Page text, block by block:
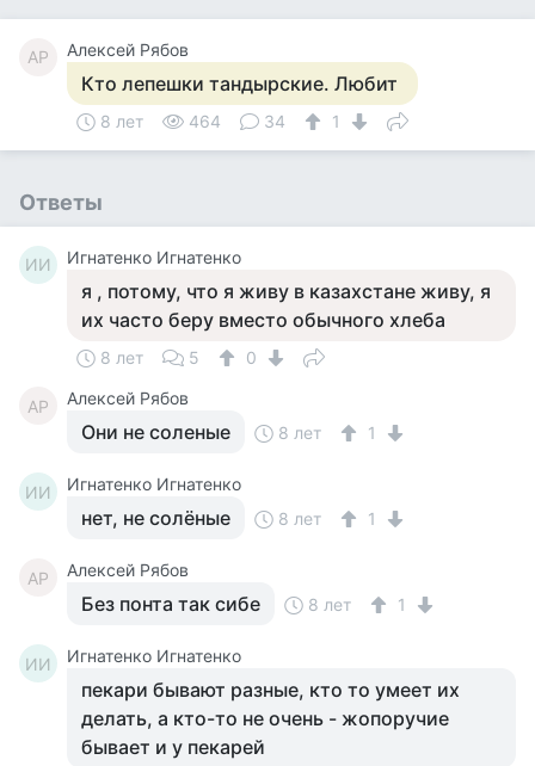
АР Алексей Рябов
Кто лепешки тандырские. Любит
8 лет 464 34 1
Ответы
ИИ Игнатенко Игнатенко
я , потому, что я живу в казахстане живу, я
их часто беру вместо обычного хлеба
8 лет 5 0
АР Алексей Рябов
Они не соленые 8 лет 1
ИИ Игнатенко Игнатенко
нет, не солёные 8 лет 1
АР Алексей Рябов
Без понта так сибе 8 лет 1
ИИ Игнатенко Игнатенко
пекари бывают разные, кто то умеет их
делать, а кто-то не очень - жопоручие
бывает и у пекарей